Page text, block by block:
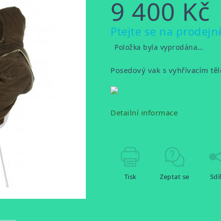
9 400 Kč
Měrná
cena:
Ptejte se na
Položka byla vyprodána…
Posedový vak s vyhřívacím
Detailní informace
Tisk Zeptat se